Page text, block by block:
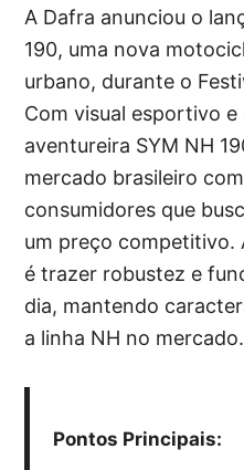
A Dafra anunciou o
190, uma nova
urbano, durante o
Com visual esportivo
aventureira SYM NH
mercado brasileiro
consumidores que
um preço competitivo.
é trazer robustez e
dia, mantendo
a linha NH no mercado.
Pontos Principais: